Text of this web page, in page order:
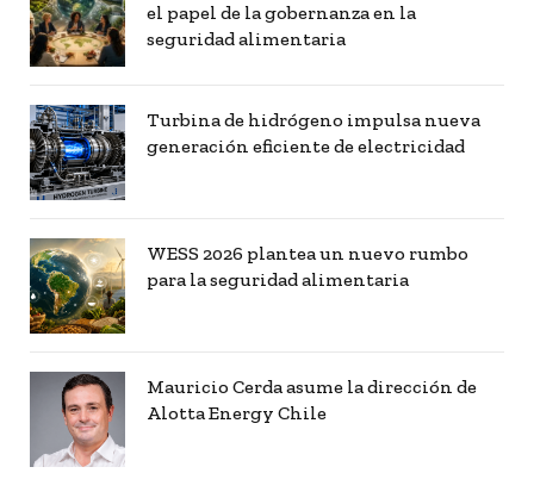
el papel de la gobernanza en la
seguridad alimentaria
Turbina de hidrógeno impulsa nueva
generación eficiente de electricidad
WESS 2026 plantea un nuevo rumbo
para la seguridad alimentaria
Mauricio Cerda asume la dirección de
Alotta Energy Chile